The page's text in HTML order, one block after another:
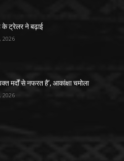
ट्रेलर ने बढ़ाई
2026
मर्दों से नफरत है’, आकांक्षा चमोला
2026